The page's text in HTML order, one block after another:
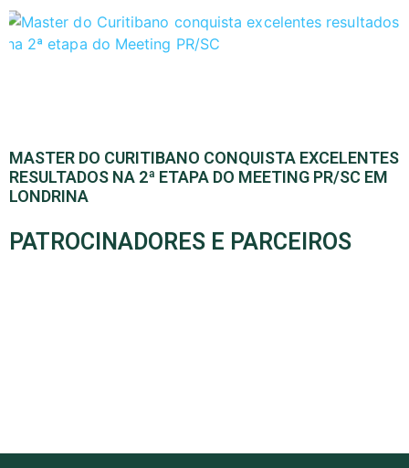
MASTER DO CURITIBANO CONQUISTA EXCELENTES
RESULTADOS NA 2ª ETAPA DO MEETING PR/SC EM
LONDRINA
PATROCINADORES E PARCEIROS